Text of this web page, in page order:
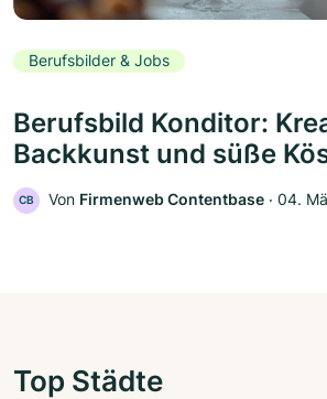
Berufsbilder & Jobs
Berufsbild Konditor:
Backkunst und süße
CB Von Firmenweb Contentbase ‧ 04.
Top Städte